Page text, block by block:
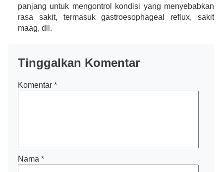
panjang untuk mengontrol kondisi yang menyebabkan
rasa sakit, termasuk gastroesophageal reflux, sakit
maag, dll.
Tinggalkan Komentar
Komentar *
Nama *